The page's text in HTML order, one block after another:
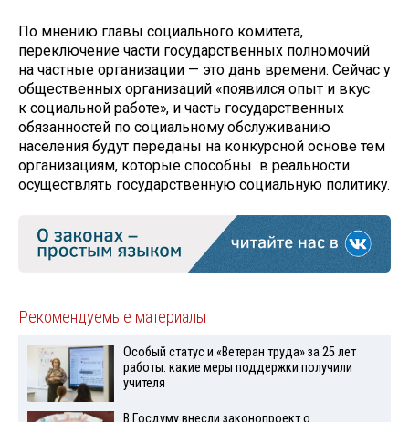
По мнению главы социального комитета,
переключение части государственных полномочий
на частные организации — это дань времени. Сейчас у
общественных организаций «появился опыт и вкус
к социальной работе», и часть государственных
обязанностей по социальному обслуживанию
населения будут переданы на конкурсной основе тем
организациям, которые способны в реальности
осуществлять государственную социальную политику.
Рекомендуемые материалы
Особый статус и «Ветеран труда» за 25 лет
работы: какие меры поддержки получили
учителя
В Госдуму внесли законопроект о